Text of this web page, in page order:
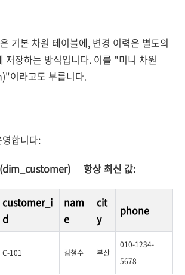
기본 차원 테이블에, 변경 이력은 별도의
저장하는 방식입니다. 이를 "미니 차원
이라고도 부릅니다.
합니다:
(dim_customer) — 항상 최신 값:
customer_i
d
nam
e
cit
y
phone
C-101 김철수 부산
010-1234-
5678